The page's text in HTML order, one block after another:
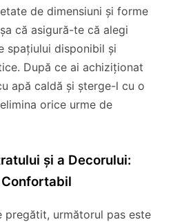
de dimensiuni și forme
că asigură-te că alegi
spațiului disponibil și
După ce ai achiziționat
apă caldă și șterge-l cu o
orice urme de
și a Decorului:
pregătit, următorul pas este